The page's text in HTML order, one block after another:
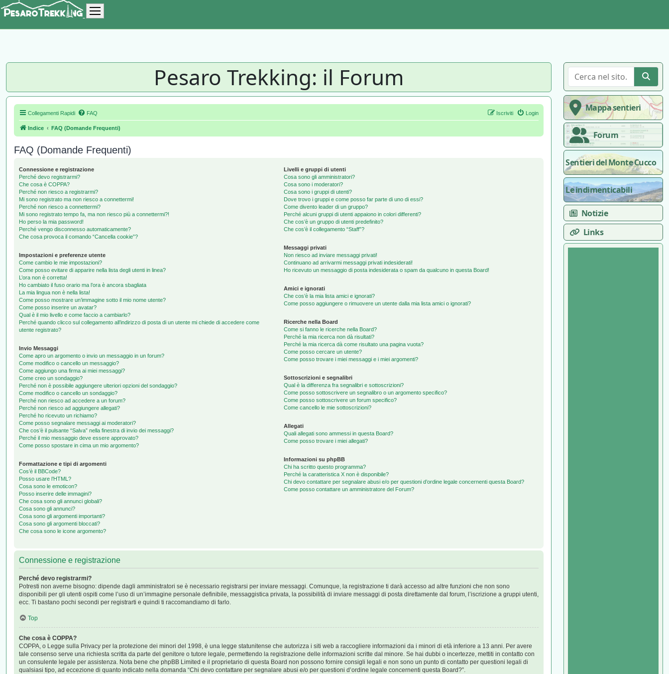
Pesaro Trekking: il Forum
Collegamenti Rapidi FAQ Login
Iscriviti
Indice FAQ (Domande Frequenti)
FAQ (Domande Frequenti)
Connessione e registrazione
Perché devo registrarmi?
Che cosa è COPPA?
Perché non riesco a registrarmi?
Mi sono registrato ma non riesco a connettermi!
Perché non riesco a connettermi?
Mi sono registrato tempo fa, ma non riesco più a connettermi?!
Ho perso la mia password!
Perché vengo disconnesso automaticamente?
Che cosa provoca il comando “Cancella cookie”?
Impostazioni e preferenze utente
Come cambio le mie impostazioni?
Come posso evitare di apparire nella lista degli utenti in linea?
L’ora non è corretta!
Ho cambiato il fuso orario ma l’ora è ancora sbagliata
La mia lingua non è nella lista!
Come posso mostrare un’immagine sotto il mio nome utente?
Come posso inserire un avatar?
Qual è il mio livello e come faccio a cambiarlo?
Perché quando clicco sul collegamento all’indirizzo di posta di un utente mi chiede di accedere come
utente registrato?
Invio Messaggi
Come apro un argomento o invio un messaggio in un forum?
Come modifico o cancello un messaggio?
Come aggiungo una firma ai miei messaggi?
Come creo un sondaggio?
Perché non è possibile aggiungere ulteriori opzioni del sondaggio?
Come modifico o cancello un sondaggio?
Perché non riesco ad accedere a un forum?
Perché non riesco ad aggiungere allegati?
Perché ho ricevuto un richiamo?
Come posso segnalare messaggi ai moderatori?
Che cos’è il pulsante “Salva” nella finestra di invio dei messaggi?
Perché il mio messaggio deve essere approvato?
Come posso spostare in cima un mio argomento?
Formattazione e tipi di argomenti
Cos’è il BBCode?
Posso usare l’HTML?
Cosa sono le emoticon?
Posso inserire delle immagini?
Che cosa sono gli annunci globali?
Cosa sono gli annunci?
Cosa sono gli argomenti importanti?
Cosa sono gli argomenti bloccati?
Che cosa sono le icone argomento?
Livelli e gruppi di utenti
Cosa sono gli amministratori?
Cosa sono i moderatori?
Cosa sono i gruppi di utenti?
Dove trovo i gruppi e come posso far parte di uno di essi?
Come divento leader di un gruppo?
Perché alcuni gruppi di utenti appaiono in colori differenti?
Che cos’è un gruppo di utenti predefinito?
Che cos’è il collegamento “Staff”?
Messaggi privati
Non riesco ad inviare messaggi privati!
Continuano ad arrivarmi messaggi privati indesiderati!
Ho ricevuto un messaggio di posta indesiderata o spam da qualcuno in questa Board!
Amici e ignorati
Che cos’è la mia lista amici e ignorati?
Come posso aggiungere o rimuovere un utente dalla mia lista amici o ignorati?
Ricerche nella Board
Come si fanno le ricerche nella Board?
Perché la mia ricerca non dà risultati?
Perché la mia ricerca dà come risultato una pagina vuota?
Come posso cercare un utente?
Come posso trovare i miei messaggi e i miei argomenti?
Sottoscrizioni e segnalibri
Qual è la differenza fra segnalibri e sottoscrizioni?
Come posso sottoscrivere un segnalibro o un argomento specifico?
Come posso sottoscrivere un forum specifico?
Come cancello le mie sottoscrizioni?
Allegati
Quali allegati sono ammessi in questa Board?
Come posso trovare i miei allegati?
Informazioni su phpBB
Chi ha scritto questo programma?
Perché la caratteristica X non è disponibile?
Chi devo contattare per segnalare abusi e/o per questioni d’ordine legale concernenti questa Board?
Come posso contattare un amministratore del Forum?
Connessione e registrazione
Perché devo registrarmi?
Potresti non averne bisogno: dipende dagli amministratori se è necessario registrarsi per inviare messaggi. Comunque, la registrazione ti darà accesso ad altre funzioni che non sono
disponibili per gli utenti ospiti come l’uso di un’immagine personale definibile, messaggistica privata, la possibilità di inviare messaggi di posta direttamente dal forum, l’iscrizione a gruppi utenti,
ecc. Ti bastano pochi secondi per registrarti e quindi ti raccomandiamo di farlo.
Top
Che cosa è COPPA?
COPPA, o Legge sulla Privacy per la protezione dei minori del 1998, è una legge statunitense che autorizza i siti web a raccogliere informazioni da i minori di età inferiore a 13 anni. Per avere
tale consenso serve una richiesta scritta da parte del genitore o tutore legale, permettendo la registrazione delle informazioni scritte dal minore. Se hai dubbi o incertezze, mettiti in contatto con
un consulente legale per assistenza. Nota bene che phpBB Limited e il proprietario di questa Board non possono fornire consigli legali e non sono un punto di contatto per questioni legali di
qualsiasi tipo, ad eccezione di quanto indicato nella domanda “Chi devo contattare per segnalare abusi e/o per questioni d’ordine legale concernenti questa Board?”.
Mappa sentieri
Forum
Sentieri del Monte Cucco
Le indimenticabili
Notizie
Links